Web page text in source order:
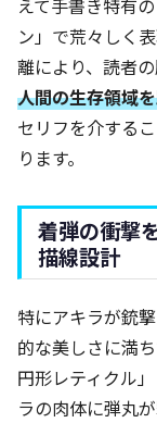
ン」で荒々しく
離により、読者
人間の生存領域
セリフを介する
ります。
着弾の衝撃
描線設計
特にアキラが銃
的な美しさに満
円形レティクル
ラの肉体に弾丸